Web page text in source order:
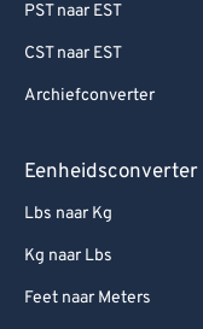
PST naar EST
CST naar EST
Archiefconverter
Eenheidsconverter
Lbs naar Kg
Kg naar Lbs
Feet naar Meters